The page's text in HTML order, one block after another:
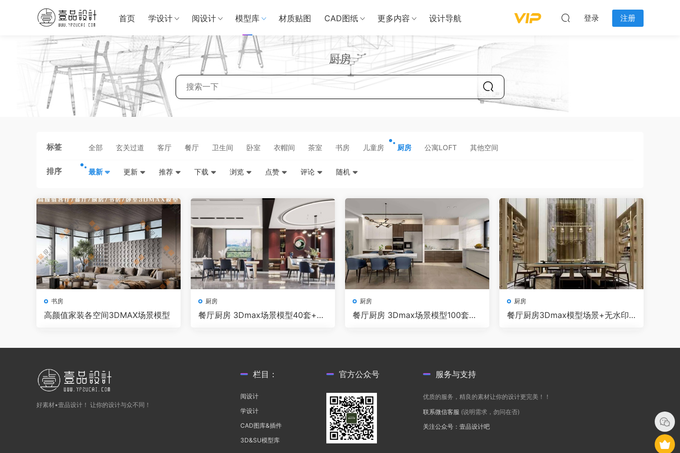
首页 学设计 阅设计 模型库 材质贴图 CAD图纸 更多内容 设计导航 登录 注册
厨房
标签 全部 玄关过道 客厅 餐厅 卫生间 卧室 衣帽间 茶室 书房 儿童房 厨房 公寓LOFT 其他空间
排序 最新 更新 推荐 下载 浏览 点赞 评论 随机
书房
高颜值家装各空间3DMAX场景模型
厨房
餐厅厨房 3Dmax场景模型40套+无
厨房
餐厅厨房 3Dmax场景模型100套
厨房
餐厅厨房3Dmax模型场景+无水印
好素材•壹品设计！ 让你的设计与众不同！
栏目：
阅设计
学设计
CAD图库&插件
3D&SU模型库
官方公众号 服务与支持
优质的服务，精良的素材让你的设计更完美！！
联系微信客服 (说明需求，勿问在否)
关注公众号：壹品设计吧